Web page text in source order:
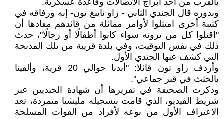
بالقرب من أحد أبراج الاتصالات وقاعدة عسكرية.
وبدوره قال الجندي الثاني - زاو ناينغ تون- إنه ورفاقه في
كتيبة أخرى امتثلوا لأوامر مماثلة من قائدهم مفادها أن
"اقتلوا كل من ترونه سواء كانوا أطفالًا أو رجالًا"، حدث
ذلك في نفس التوقيت، وفي بلدة قريبة من تلك المذبحة
التي كشف عنها الجندي الأول.
وأردف زاو تون قائلا: "أبدنا حوالي 20 قرية، وألقينا
بالجثث في قبر جماعي".
وذكرت الصحيفة في تقريرها أن شهادة الجنديين عبر
شريط الفيديو، الذي قامت بتسجيله مليشيا متمردة، تعد
الاعتراف الأول من نوعه لأفراد من القوات المسلحة